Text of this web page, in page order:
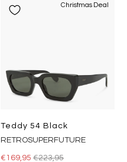
Christmas Deal
Teddy 54 Black
RETROSUPERFUTURE
€169,95 €223,95